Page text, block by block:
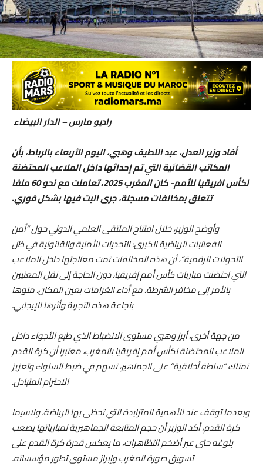
راديو مارس – الدار البيضاء
أفاد وزير العدل، عبد اللطيف وهبي، اليوم الأربعاء بالرباط، بأن
المكاتب القضائية التي تم إحداثها داخل الملاعب المحتضنة
لكأس افريقيا للأمم- كان المغرب 2025، تعاملت مع نحو 60 ملفا
تتعلق بمخالفات مسجلة، جرى البت فيها بشكل فوري.
وأوضح الوزير، خلال افتتاح الملتقى العلمي الدولي حول “أمن
الفعاليات الرياضية الكبرى: التحديات الأمنية والقانونية في ظل
التحولات الرقمية”، أن هذه المخالفات تمت معالجتها داخل الملاعب
التي احتضنت مباريات كأس أمم إفريقيا، دون الحاجة إلى نقل المعنيين
بالأمر إلى مخافر الشرطة، مع أداء الغرامات بعين المكان، منوها
بنجاعة هذه التجربة وأثرها الإيجابي.
من جهة أخرى، أبرز وهبي مستوى الانضباط الذي طبع الأجواء داخل
الملاعب المحتضنة لكأس أمم إفريقيا بالمغرب، معتبرا أن كرة القدم
تمتلك “سلطة أخلاقية” على الجماهير، تسهم في ضبط السلوك وتعزيز
الاحترام المتبادل.
وبعدما توقف عند الأهمية المتزايدة التي تحظى بها الرياضة، ولاسيما
كرة القدم، أكد الوزير أن حجم المتابعة الجماهيرية لمبارياتها يصعب
بلوغه حتى عبر أضخم التظاهرات، ما يعكس قدرة كرة القدم على
تسويق صورة المغرب وإبراز مستوى تطور مؤسساته.